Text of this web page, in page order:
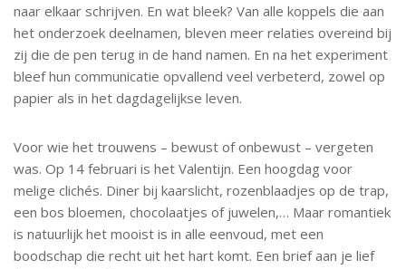
naar elkaar schrijven. En wat bleek? Van alle koppels die aan
het onderzoek deelnamen, bleven meer relaties overeind bij
zij die de pen terug in de hand namen. En na het experiment
bleef hun communicatie opvallend veel verbeterd, zowel op
papier als in het dagdagelijkse leven.
Voor wie het trouwens – bewust of onbewust – vergeten
was. Op 14 februari is het Valentijn. Een hoogdag voor
melige clichés. Diner bij kaarslicht, rozenblaadjes op de trap,
een bos bloemen, chocolaatjes of juwelen,… Maar romantiek
is natuurlijk het mooist is in alle eenvoud, met een
boodschap die recht uit het hart komt. Een brief aan je lief